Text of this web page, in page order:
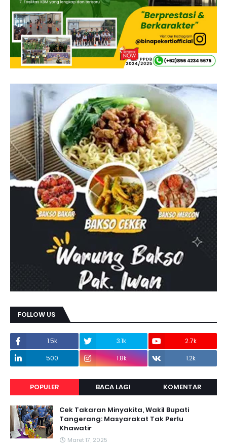
FOLLOW US
1.5k 3.1k
2.7k
500
1.8k 1.2k
POPULER BACA LAGI KOMENTAR
Cek Takaran Minyakita, Wakil Bupati
Tangerang: Masyarakat Tak Perlu
Khawatir
Maret 17, 2025